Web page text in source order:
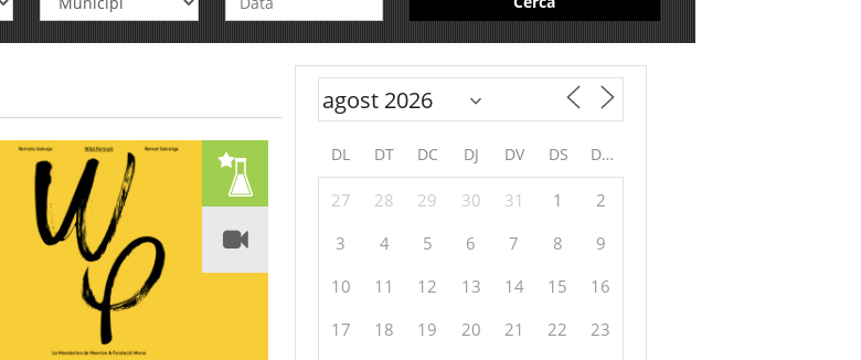
DL DT DC DJ DV DS DG
27 28 29 30 31 1
2
3
4 5 6 7 8
9
10
11 12 13 14 15
16
17
18 19 20 21 22
23